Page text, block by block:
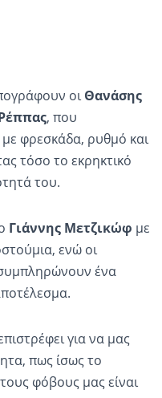
οιΘανάσης
, που
φρεσκάδα, ρυθμό και
τόσο το εκρηκτικό
του.
Γιάννης Μετζικώφ με
ενώ οι
ένα
για να μας
πως ίσως το
φόβους μας είναι